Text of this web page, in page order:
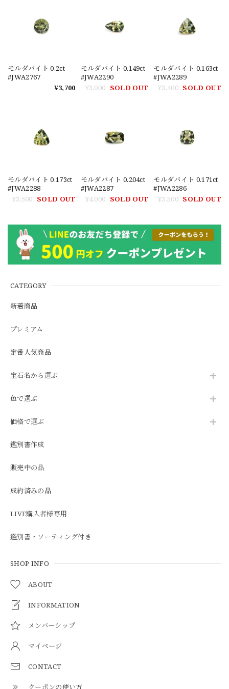
CATEGORY
新着商品
プレミアム
定番人気商品
宝石名から選ぶ
色で選ぶ
価格で選ぶ
鑑別書作成
販売中の品
成約済みの品
LIVE購入者様専用
鑑別書・ソーティング付き
SHOP INFO
ABOUT
INFORMATION
メンバーシップ
マイページ
CONTACT
クーポンの使い方
モルダバイト 0.2ct
#JWA2767
¥3,700
モルダバイト 0.149ct
#JWA2290
¥3,000 SOLD OUT
モルダバイト 0.163ct
#JWA2289
¥3,400 SOLD OUT
モルダバイト 0.173ct
#JWA2288
¥3,500 SOLD OUT
モルダバイト 0.204ct
#JWA2287
¥4,000 SOLD OUT
モルダバイト 0.171ct
#JWA2286
¥3,500 SOLD OUT